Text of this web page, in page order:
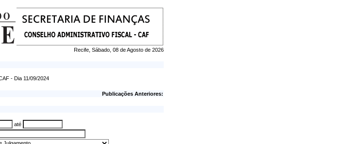
Recife, Sábado, 08 de Agosto de 2026
- Dia 11/09/2024
Publicações Anteriores:
até